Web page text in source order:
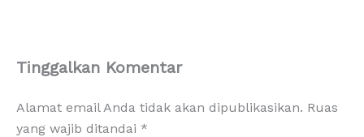
Tinggalkan Komentar
Alamat email Anda tidak akan dipublikasikan. Ruas
yang wajib ditandai *